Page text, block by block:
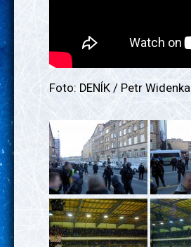
Foto: DENÍK / Petr Widenka